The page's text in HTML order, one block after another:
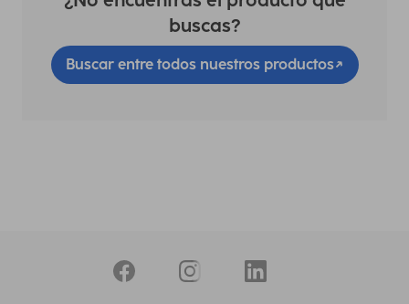
buscas?
Buscar entre todos nuestros productos